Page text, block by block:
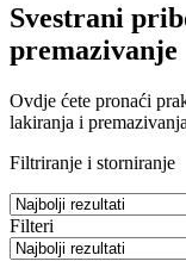
Svestrani
premazivanje
Ovdje ćete pronaći
lakiranja i
Filtriranje i storniranje
Filteri